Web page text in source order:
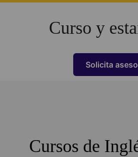
Curso y
Solicita
Cursos de